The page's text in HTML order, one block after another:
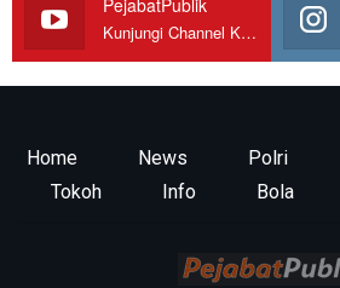
PejabatPublik
Kunjungi Channel Kami
Home News Polri
Tokoh
Info Bola